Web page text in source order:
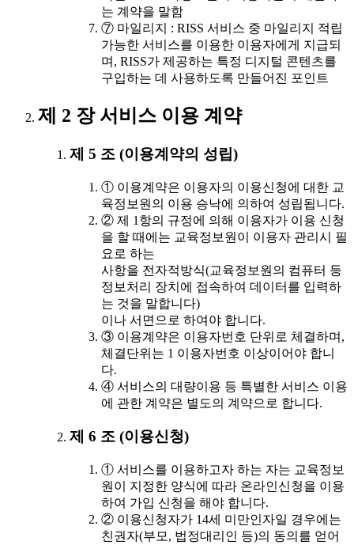
는 계약을 말함
⑦ 마일리지 : RISS 서비스 중 마일리지 적립
가능한 서비스를 이용한 이용자에게 지급되
며, RISS가 제공하는 특정 디지털 콘텐츠를
구입하는 데 사용하도록 만들어진 포인트
제 2 장 서비스 이용 계약
제 5 조 (이용계약의 성립)
① 이용계약은 이용자의 이용신청에 대한 교
육정보원의 이용 승낙에 의하여 성립됩니다.
② 제 1항의 규정에 의해 이용자가 이용 신청
을 할 때에는 교육정보원이 이용자 관리시 필
요로 하는
사항을 전자적방식(교육정보원의 컴퓨터 등
정보처리 장치에 접속하여 데이터를 입력하
는 것을 말합니다)
이나 서면으로 하여야 합니다.
③ 이용계약은 이용자번호 단위로 체결하며,
체결단위는 1 이용자번호 이상이어야 합니
다.
④ 서비스의 대량이용 등 특별한 서비스 이용
에 관한 계약은 별도의 계약으로 합니다.
제 6 조 (이용신청)
① 서비스를 이용하고자 하는 자는 교육정보
원이 지정한 양식에 따라 온라인신청을 이용
하여 가입 신청을 해야 합니다.
② 이용신청자가 14세 미만인자일 경우에는
친권자(부모, 법정대리인 등)의 동의를 얻어